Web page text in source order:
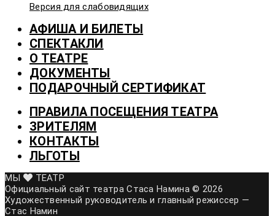
Версия для слабовидящих
АФИША И БИЛЕТЫ
СПЕКТАКЛИ
О ТЕАТРЕ
ДОКУМЕНТЫ
ПОДАРОЧНЫЙ СЕРТИФИКАТ
ПРАВИЛА ПОСЕЩЕНИЯ ТЕАТРА
ЗРИТЕЛЯМ
КОНТАКТЫ
ЛЬГОТЫ
МЫ
ТЕАТР
Официальный сайт театра Стаса Намина © 2026
Художественный руководитель и главный режиссер —
Стас Намин